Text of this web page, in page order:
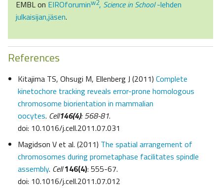
EMBL on EIROforuminw2, Science in School-lehden
julkaisijan,jäsen.
References
Kitajima TS, Ohsugi M, Ellenberg J (2011) Complete
kinetochore tracking reveals error-prone homologous
chromosome biorientation in mammalian
oocytes. Cell146(4): 568-81.
doi: 10.1016/j.cell.2011.07.031
Magidson V et al. (2011) The spatial arrangement of
chromosomes during prometaphase facilitates spindle
assembly. Cell146(4): 555-67.
doi: 10.1016/j.cell.2011.07.012